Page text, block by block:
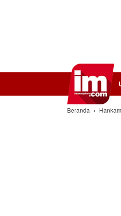
InilahMojokerto
Beranda Hankam